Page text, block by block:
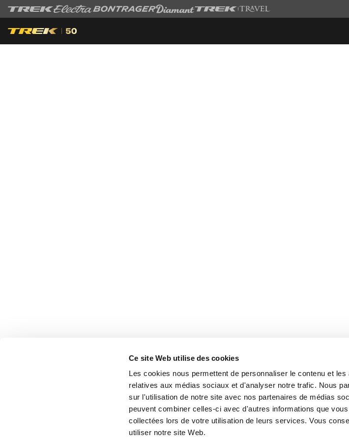
Ce site Web utilise des cookies
Les cookies nous permettent de personnaliser le contenu et
relatives aux médias sociaux et d'analyser notre trafic. Nous
sur l'utilisation de notre site avec nos partenaires de médias
peuvent combiner celles-ci avec d'autres informations que
collectées lors de votre utilisation de leurs services. Vous
utiliser notre site Web.